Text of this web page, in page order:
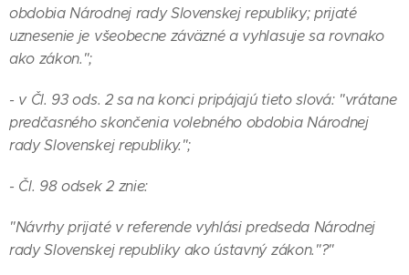
obdobia Národnej rady Slovenskej republiky; prijaté
uznesenie je všeobecne záväzné a vyhlasuje sa rovnako
ako zákon.";
- v Čl. 93 ods. 2 sa na konci pripájajú tieto slová: "vrátane
predčasného skončenia volebného obdobia Národnej
rady Slovenskej republiky.";
- Čl. 98 odsek 2 znie:
"Návrhy prijaté v referende vyhlási predseda Národnej
rady Slovenskej republiky ako ústavný zákon."?"